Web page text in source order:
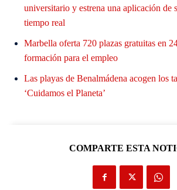
universitario y estrena una aplicación de
tiempo real
Marbella oferta 720 plazas gratuitas en
formación para el empleo
Las playas de Benalmádena acogen los
‘Cuidamos el Planeta’
COMPARTE ESTA